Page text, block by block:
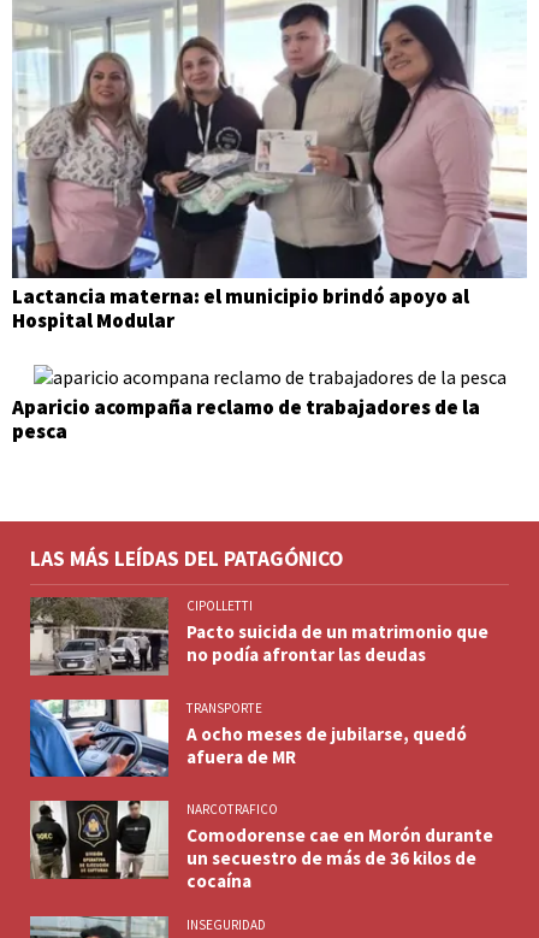
Lactancia materna: el municipio brindó apoyo al
Hospital Modular
Aparicio acompaña reclamo de trabajadores de la
pesca
LAS MÁS LEÍDAS DEL PATAGÓNICO
CIPOLLETTI
Pacto suicida de un matrimonio que
no podía afrontar las deudas
TRANSPORTE
A ocho meses de jubilarse, quedó
afuera de MR
NARCOTRAFICO
Comodorense cae en Morón durante
un secuestro de más de 36 kilos de
cocaína
INSEGURIDAD